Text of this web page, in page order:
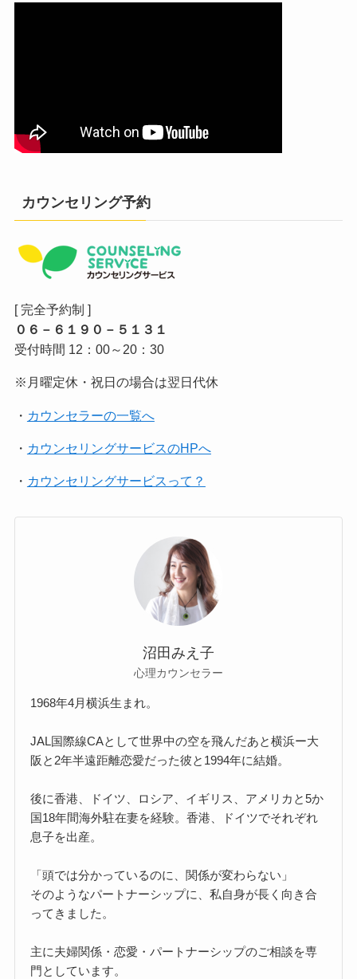
カウンセリング予約
[ 完全予約制 ]
０６－６１９０－５１３１
受付時間 12：00～20：30
※月曜定休・祝日の場合は翌日代休
・ カウンセラーの一覧へ
・ カウンセリングサービスのHPへ
・ カウンセリングサービスって？
沼田みえ子
心理カウンセラー
1968年4月横浜生まれ。
JAL国際線CAとして世界中の空を飛んだあと横浜ー大
阪と2年半遠距離恋愛だった彼と1994年に結婚。
後に香港、ドイツ、ロシア、イギリス、アメリカと5か
国18年間海外駐在妻を経験。香港、ドイツでそれぞれ
息子を出産。
「頭では分かっているのに、関係が変わらない」
そのようなパートナーシップに、私自身が長く向き合
ってきました。
主に夫婦関係・恋愛・パートナーシップのご相談を専
門としています。